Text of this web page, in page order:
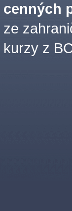
cenných
ze
kurzy z